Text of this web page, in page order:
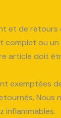
et de retours
complet ou un
article doit
exemptées
Nous
inflammables.